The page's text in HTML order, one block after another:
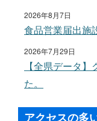
2026年8月7日
食品営業届出施
2026年7月29日
【全県データ
た。
アクセスの多